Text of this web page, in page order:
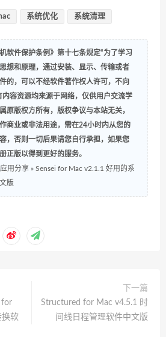
系统优化 系统清理
软件保护条例》第十七条规定“为了学习
想和原理，通过安装、显示、传输或者
的，可以不经软件著作权人许可，不向
内容资源均来源于网络，仅供用户交流学
原版权方所有，版权争议与本站无关，
商业或非法用途，需在24小时内从您的
，否则一切后果请您自行承担，如果您
正版以得到更好的服务。
用分享 » Sensei for Mac v2.1.1 好用的系
版
for
换软
下一篇
Structured for Mac v4.5.1 时
间线日程管理软件中文版